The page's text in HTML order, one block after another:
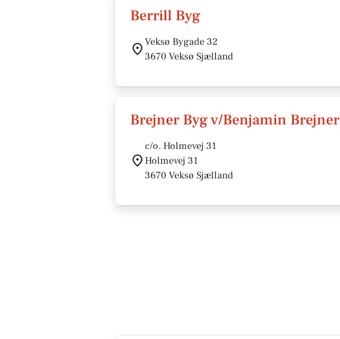
Berrill Byg
Veksø Bygade 32
3670 Veksø Sjælland
Brejner Byg v/Benjamin Brejner
c/o. Holmevej 31
Holmevej 31
3670 Veksø Sjælland